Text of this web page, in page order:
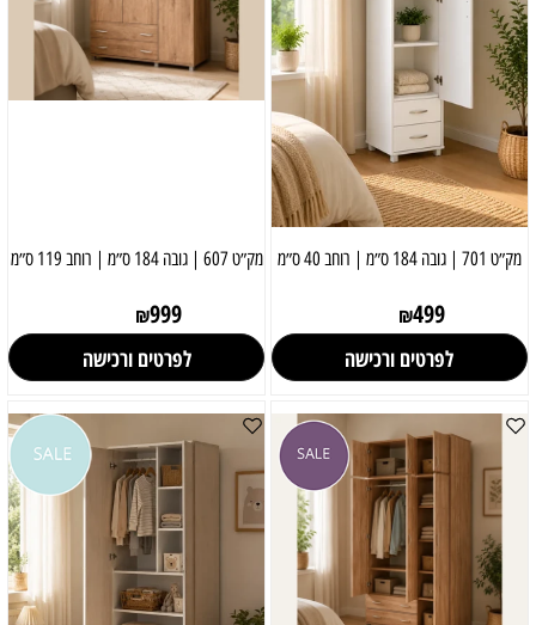
מק״ט 701 | גובה 184 ס״מ | רוחב 40 ס״מ
₪499
לפרטים ורכישה
מק״ט 607 | גובה 184 ס״מ | רוחב 119 ס״מ
₪999
לפרטים ורכישה